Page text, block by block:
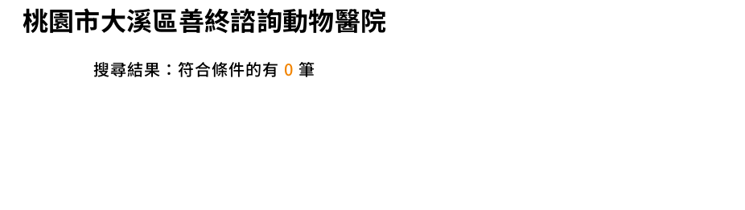
桃園市大溪區善終諮詢動物醫院
搜尋結果：符合條件的有 0 筆